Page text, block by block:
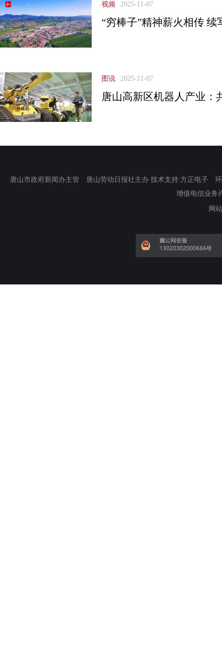
视频 2025-11-07
“穷棒子”精神薪火相传 续
图说 2025-11-07
唐山高新区机器人产业：
唐山市政府新闻办主管 唐山劳动日报社主办 技术支持:方正电子
增值电信业务
网